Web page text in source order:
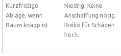
Kurzfristige
Ablage, wenn
Raum knapp ist
Niedrig. Keine
Anschaffung nötig.
Risiko für Schäden
hoch.